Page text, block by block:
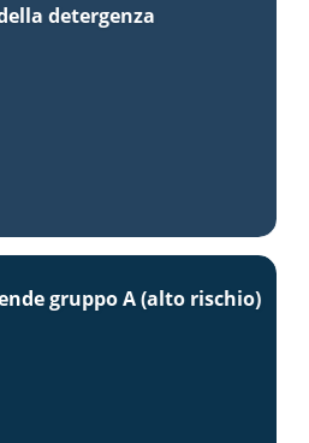
detergenza
gruppo A (alto rischio)